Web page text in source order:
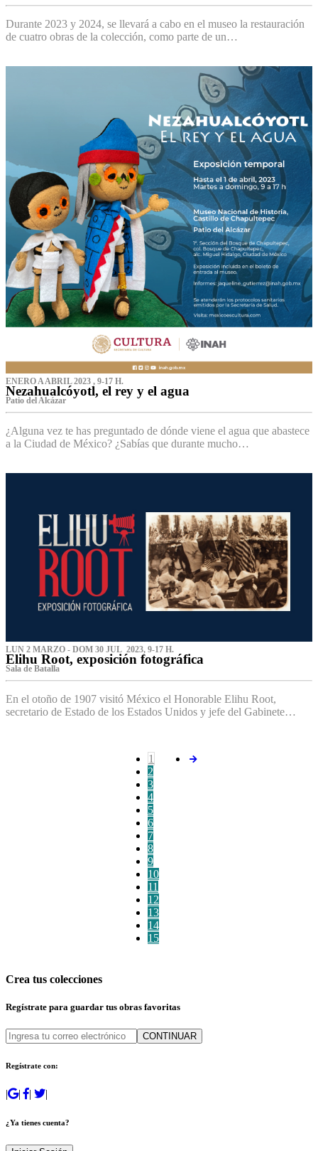
Durante 2023 y 2024, se llevará a cabo en el museo la restauración
de cuatro obras de la colección, como parte de un…
ENERO A ABRIL 2023 , 9-17 H.
Nezahualcóyotl, el rey y el agua
Patio del Alcázar
¿Alguna vez te has preguntado de dónde viene el agua que abastece
a la Ciudad de México? ¿Sabías que durante mucho…
LUN 2 MARZO - DOM 30 JUL 2023, 9-17 H.
Elihu Root, exposición fotográfica
Sala de Batalla
En el otoño de 1907 visitó México el Honorable Elihu Root,
secretario de Estado de los Estados Unidos y jefe del Gabinete…
1
2
3
4
5
6
7
8
9
10
11
12
13
14
15
Crea tus colecciones
Regístrate para guardar tus obras favoritas
CONTINUAR
Regístrate con:
| | | |
¿Ya tienes cuenta?